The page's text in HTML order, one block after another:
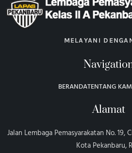
MELAYANI
BERANDATENTANG
Alamat
Jalan Lembaga Pemasyarakatan No. 19,
Kota Pekanbaru,